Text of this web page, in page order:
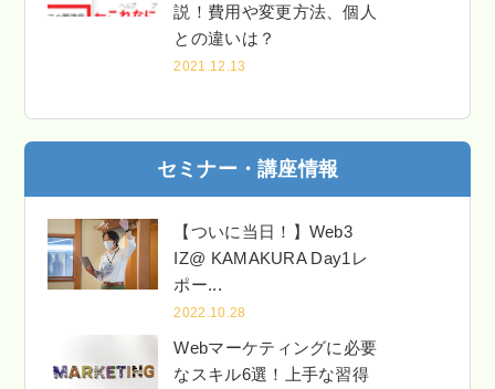
説！費用や変更方法、個人
との違いは？
2021.12.13
セミナー・講座情報
【ついに当日！】Web3
IZ@ KAMAKURA Day1レ
ポー...
2022.10.28
Webマーケティングに必要
なスキル6選！上手な習得